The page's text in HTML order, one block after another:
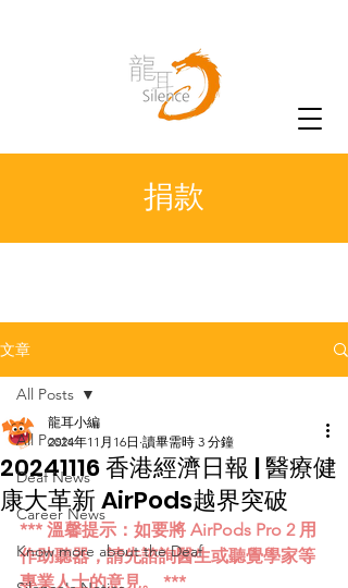
捐款
文章
All Posts
Deaf News
Career News
Know more about the Deaf
All Posts
20241116 香港經濟日報 | 醫療健
康大革新 AirPods越界突破
龍耳小編
2024年11月16日 讀畢需時 3 分鐘
*** 溫馨提示：如要將 AirPods Pro 2 用
作助聽器，請先諮詢醫生或聽覺學家等
專業人士的意見。 ***